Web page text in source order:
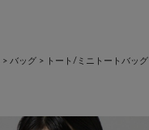
> バッグ > トート/ミニトートバッグ